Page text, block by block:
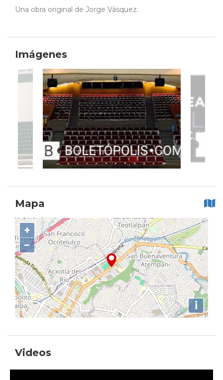
Una obra original de Jorge Vásquez.
Imágenes
Mapa
+
−
i
Videos